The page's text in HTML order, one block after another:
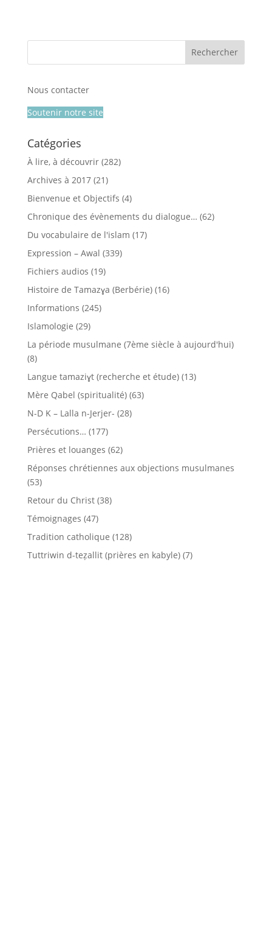
Nous contacter
Soutenir notre site
Catégories
À lire, à découvrir(282)
Archives à 2017(21)
Bienvenue et Objectifs (4)
Chronique des évènements du dialogue… (62)
Du vocabulaire de l'islam (17)
Expression – Awal (339)
Fichiers audios (19)
Histoire de Tamazɣa (Berbérie)(16)
Informations (245)
Islamologie (29)
La période musulmane (7ème siècle à aujourd'hui)
(8)
Langue tamaziɣt (recherche et étude)(13)
Mère Qabel (spiritualité)(63)
N-D K – Lalla n-Jerjer- (28)
Persécutions… (177)
Prières et louanges (62)
Réponses chrétiennes aux objections musulmanes
(53)
Retour du Christ(38)
Témoignages (47)
Tradition catholique (128)
Tuttriwin d-teẓallit (prières en kabyle)(7)